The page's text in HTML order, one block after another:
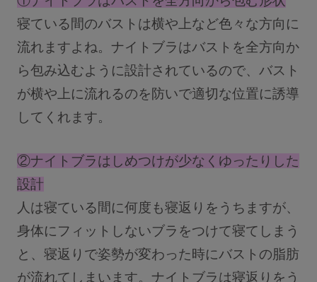
INFORMATION
お知らせ
insta
gra
m
twitt
er
LIN
E
寝ている間のバストは横や上など色々な方向に
流れますよね。ナイトブラはバストを全方向か
ら包み込むように設計されているので、バスト
が横や上に流れるのを防いで適切な位置に誘導
してくれます。
②ナイトブラはしめつけが少なくゆったりした
設計
人は寝ている間に何度も寝返りをうちますが、
身体にフィットしないブラをつけて寝てしまう
と、寝返りで姿勢が変わった時にバストの脂肪
が流れてしまいます。ナイトブラは寝返りをう